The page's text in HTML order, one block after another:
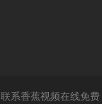
联系香蕉视频在线免费